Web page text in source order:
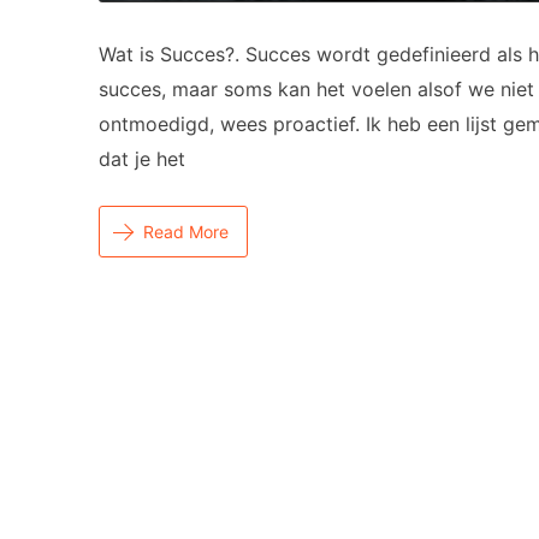
Wat is Succes?. Succes wordt gedefinieerd als
succes, maar soms kan het voelen alsof we
ontmoedigd, wees proactief. Ik heb een lijst
dat je het
Read More